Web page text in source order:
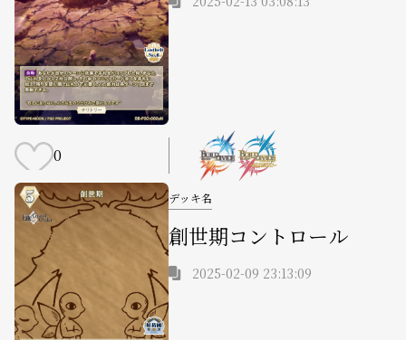
0
デッキ名
創世期コントロール
2025-02-09 23:13:09